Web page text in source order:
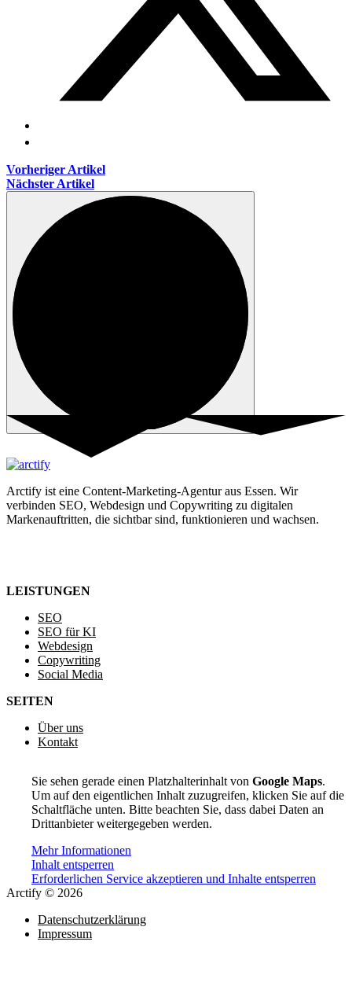
Vorheriger Artikel
Nächster Artikel
Arctify ist eine Content-Marketing-Agentur aus Essen. Wir
verbinden SEO, Webdesign und Copywriting zu digitalen
Markenauftritten, die sichtbar sind, funktionieren und wachsen.
LEISTUNGEN
SEO
SEO für KI
Webdesign
Copywriting
Social Media
SEITEN
Über uns
Kontakt
Sie sehen gerade einen Platzhalterinhalt von Google Maps.
Um auf den eigentlichen Inhalt zuzugreifen, klicken Sie auf die
Schaltfläche unten. Bitte beachten Sie, dass dabei Daten an
Drittanbieter weitergegeben werden.
Mehr Informationen
Inhalt entsperren
Erforderlichen Service akzeptieren und Inhalte entsperren
Arctify © 2026
Datenschutzerklärung
Impressum